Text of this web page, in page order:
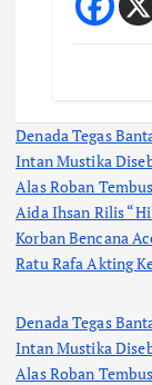
Denada Tegas
Intan Mustika
Alas Roban
Aida Ihsan Rilis
Korban Bencana
Ratu Rafa Akting
Denada Tegas
Intan Mustika
Alas Roban